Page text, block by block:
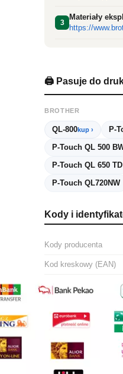
3
Materiały
https://
🖨️ Pasuje do
BROTHER
QL-800kup › P-
P-Touch QL 500
P-Touch QL 650 TD
P-Touch QL720NW
Kody i
Kody producenta
Kod kreskowy (EAN)